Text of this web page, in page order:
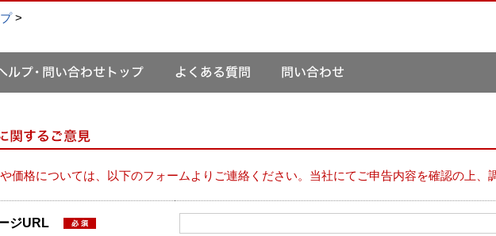
>
価格については、以下のフォームよりご連絡ください。当社にてご申告内容を確認の上、
ジURL